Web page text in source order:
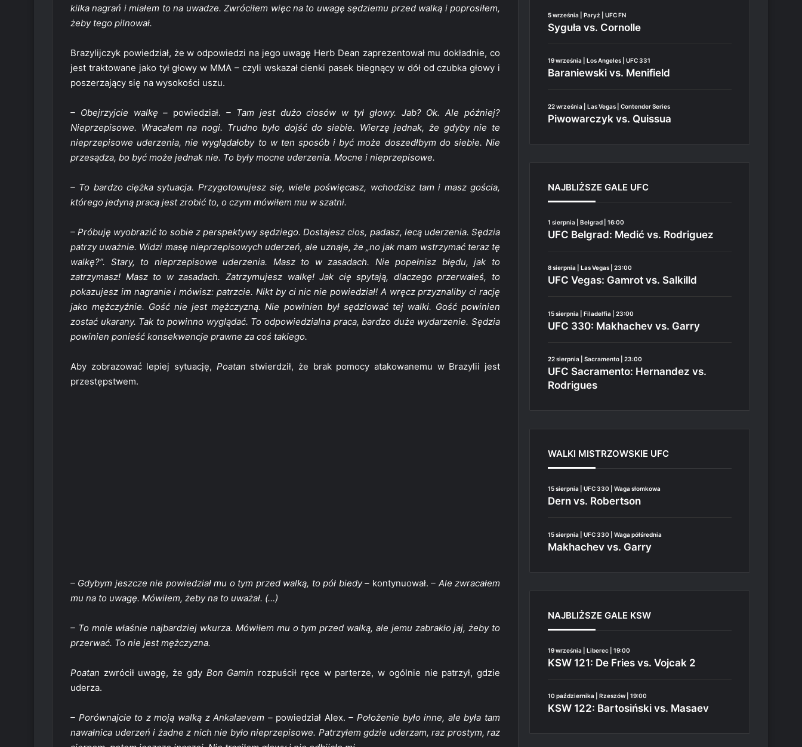
kilka nagrań i miałem to na uwadze. Zwróciłem więc na to uwagę sędziemu przed walką i poprosiłem,
żeby tego pilnował.
Brazylijczyk powiedział, że w odpowiedzi na jego uwagę Herb Dean zaprezentował mu dokładnie, co
jest traktowane jako tył głowy w MMA – czyli wskazał cienki pasek biegnący w dół od czubka głowy i
poszerzający się na wysokości uszu.
– Obejrzyjcie walkę – powiedział.– Tam jest dużo ciosów w tył głowy. Jab? Ok. Ale później?
Nieprzepisowe. Wracałem na nogi. Trudno było dojść do siebie. Wierzę jednak, że gdyby nie te
nieprzepisowe uderzenia, nie wyglądałoby to w ten sposób i być może doszedłbym do siebie. Nie
przesądza, bo być może jednak nie. To były mocne uderzenia. Mocne i nieprzepisowe.
– To bardzo ciężka sytuacja. Przygotowujesz się, wiele poświęcasz, wchodzisz tam i masz gościa,
którego jedyną pracą jest zrobić to, o czym mówiłem mu w szatni.
– Próbuję wyobrazić to sobie z perspektywy sędziego. Dostajesz cios, padasz, lecą uderzenia. Sędzia
patrzy uważnie. Widzi masę nieprzepisowych uderzeń, ale uznaje, że „no jak mam wstrzymać teraz tę
walkę?”. Stary, to nieprzepisowe uderzenia. Masz to w zasadach. Nie popełnisz błędu, jak to
zatrzymasz! Masz to w zasadach. Zatrzymujesz walkę! Jak cię spytają, dlaczego przerwałeś, to
pokazujesz im nagranie i mówisz: patrzcie. Nikt by ci nic nie powiedział! A wręcz przyznaliby ci rację
jako mężczyźnie. Gość nie jest mężczyzną. Nie powinien był sędziować tej walki. Gość powinien
zostać ukarany. Tak to powinno wyglądać. To odpowiedzialna praca, bardzo duże wydarzenie. Sędzia
powinien ponieść konsekwencje prawne za coś takiego.
Aby zobrazować lepiej sytuację, Poatan stwierdził, że brak pomocy atakowanemu w Brazylii jest
przestępstwem.
– Gdybym jeszcze nie powiedział mu o tym przed walką, to pół biedy – kontynuował.– Ale zwracałem
mu na to uwagę. Mówiłem, żeby na to uważał. (…)
– To mnie właśnie najbardziej wkurza. Mówiłem mu o tym przed walką, ale jemu zabrakło jaj, żeby to
przerwać. To nie jest mężczyzna.
Poatan zwrócił uwagę, że gdy Bon Gamin rozpuścił ręce w parterze, w ogólnie nie patrzył, gdzie
uderza.
– Porównajcie to z moją walką z Ankalaevem –powiedział Alex.– Położenie było inne, ale była tam
nawałnica uderzeń i żadne z nich nie było nieprzepisowe. Patrzyłem gdzie uderzam, raz prostym, raz
5 września | Paryż | UFC FN
Syguła vs. Cornolle
19 września | Los Angeles | UFC 331
Baraniewski vs. Menifield
22 września | Las Vegas | Contender Series
Piwowarczyk vs. Quissua
NAJBLIŻSZE GALE UFC
1 sierpnia | Belgrad | 16:00
UFC Belgrad: Medić vs. Rodriguez
8 sierpnia | Las Vegas | 23:00
UFC Vegas: Gamrot vs. Salkilld
15 sierpnia | Filadelfia | 23:00
UFC 330: Makhachev vs. Garry
22 sierpnia | Sacramento | 23:00
UFC Sacramento: Hernandez vs.
Rodrigues
WALKI MISTRZOWSKIE UFC
15 sierpnia | UFC 330 | Waga słomkowa
Dern vs. Robertson
15 sierpnia | UFC 330 | Waga półśrednia
Makhachev vs. Garry
NAJBLIŻSZE GALE KSW
19 września | Liberec | 19:00
KSW 121: De Fries vs. Vojcak 2
10 października | Rzeszów | 19:00
KSW 122: Bartosiński vs. Masaev